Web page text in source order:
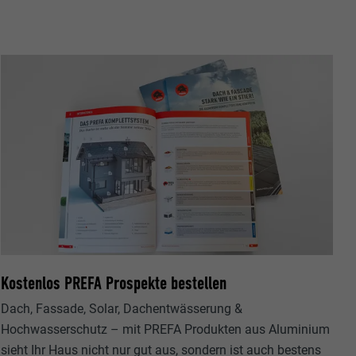
Kostenlos PREFA Prospekte bestellen
Dach, Fassade, Solar, Dachentwässerung &
Hochwasserschutz – mit PREFA Produkten aus Aluminium
sieht Ihr Haus nicht nur gut aus, sondern ist auch bestens
Daten